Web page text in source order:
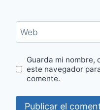
Web
Guarda mi nombre,
este navegador
comente.